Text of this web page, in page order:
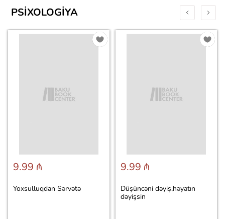
PSIXOLOGIYA
9.99 ₼
Yoxsulluqdan Sərvətə
9.99 ₼
Düşüncəni dəyiş,həyatın
dəyişsin